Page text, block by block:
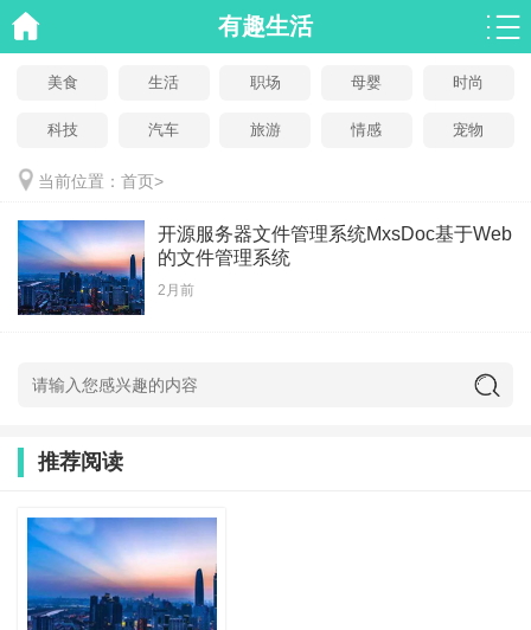
有趣生活
美食 生活 职场 母婴 时尚
科技 汽车 旅游 情感 宠物
当前位置： 首页>
开源服务器文件管理系统MxsDoc基于Web
的文件管理系统
2月前
推荐阅读